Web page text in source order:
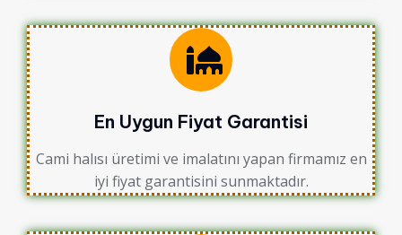
En Uygun Fiyat Garantisi
Cami halısı üretimi ve imalatını yapan firmamız en
iyi fiyat garantisini sunmaktadır.